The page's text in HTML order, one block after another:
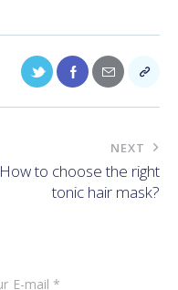
NEXT
How to choose the right
tonic hair mask?